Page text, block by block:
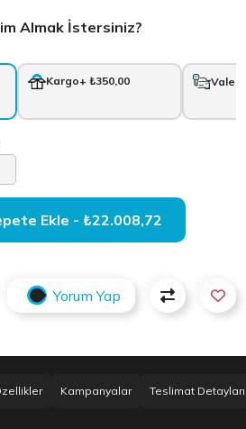
Almak İstersiniz?
Kargo+ ₺350,00 Vale
Sepete Ekle - ₺22.008,72
Yorum Yap
Kampanyalar Teslimat Detayları